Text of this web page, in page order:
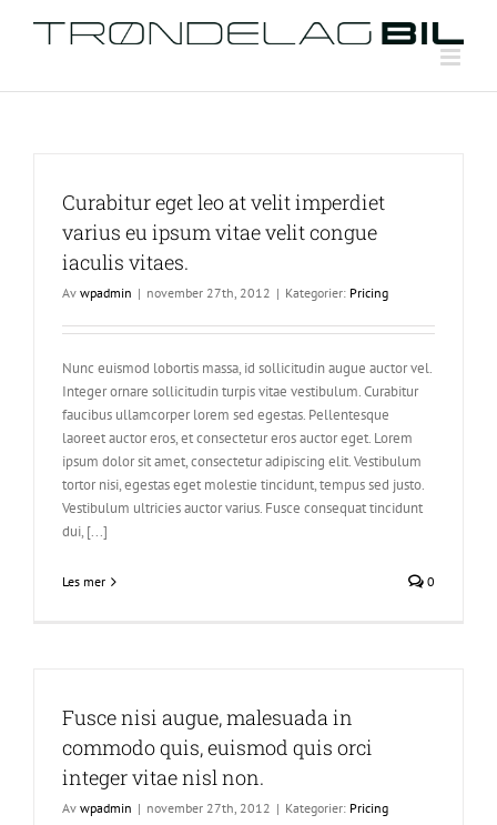
Curabitur eget leo at velit imperdiet
varius eu ipsum vitae velit congue
iaculis vitaes.
Av wpadmin | november 27th, 2012 | Kategorier: Pricing
Nunc euismod lobortis massa, id sollicitudin augue auctor vel.
Integer ornare sollicitudin turpis vitae vestibulum. Curabitur
faucibus ullamcorper lorem sed egestas. Pellentesque
laoreet auctor eros, et consectetur eros auctor eget. Lorem
ipsum dolor sit amet, consectetur adipiscing elit. Vestibulum
tortor nisi, egestas eget molestie tincidunt, tempus sed justo.
Vestibulum ultricies auctor varius. Fusce consequat tincidunt
dui, [...]
Les mer 0
Fusce nisi augue, malesuada in
commodo quis, euismod quis orci
integer vitae nisl non.
Av wpadmin | november 27th, 2012 | Kategorier: Pricing